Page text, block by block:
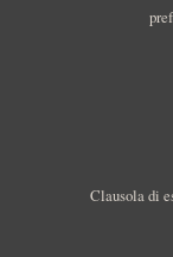
Clausola di